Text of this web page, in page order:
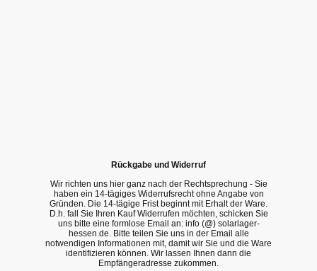
Rückgabe und Widerruf
Wir richten uns hier ganz nach der Rechtsprechung - Sie
haben ein 14-tägiges Widerrufsrecht ohne Angabe von
Gründen. Die 14-tägige Frist beginnt mit Erhalt der Ware.
D.h. fall Sie Ihren Kauf Widerrufen möchten, schicken Sie
uns bitte eine formlose Email an: info (@) solarlager-
hessen.de. Bitte teilen Sie uns in der Email alle
notwendigen Informationen mit, damit wir Sie und die Ware
identifizieren können. Wir lassen Ihnen dann die
Empfängeradresse zukommen.